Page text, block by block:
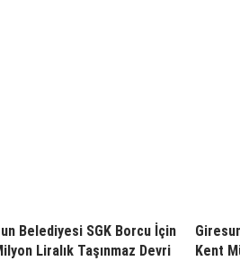
Belediyesi SGK Borcu İçin
Liralık Taşınmaz Devri
Kent